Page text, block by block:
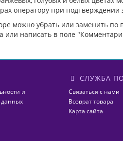
оператору при подтверждении
можно убрать или заменить
или написать в поле
и
данных
СЛУЖБА
Связаться с нами
Возврат товара
Карта сайта